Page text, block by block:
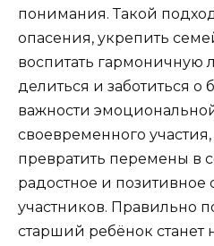
понимания. Такой
опасения, укрепить
воспитать гармоничную
делиться и заботиться о
важности
своевременного
превратить перемены в
радостное и позитивное
участников. Правильно
старший ребёнок станет